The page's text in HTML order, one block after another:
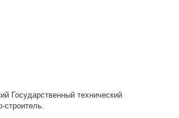
Государственный технический
строитель.